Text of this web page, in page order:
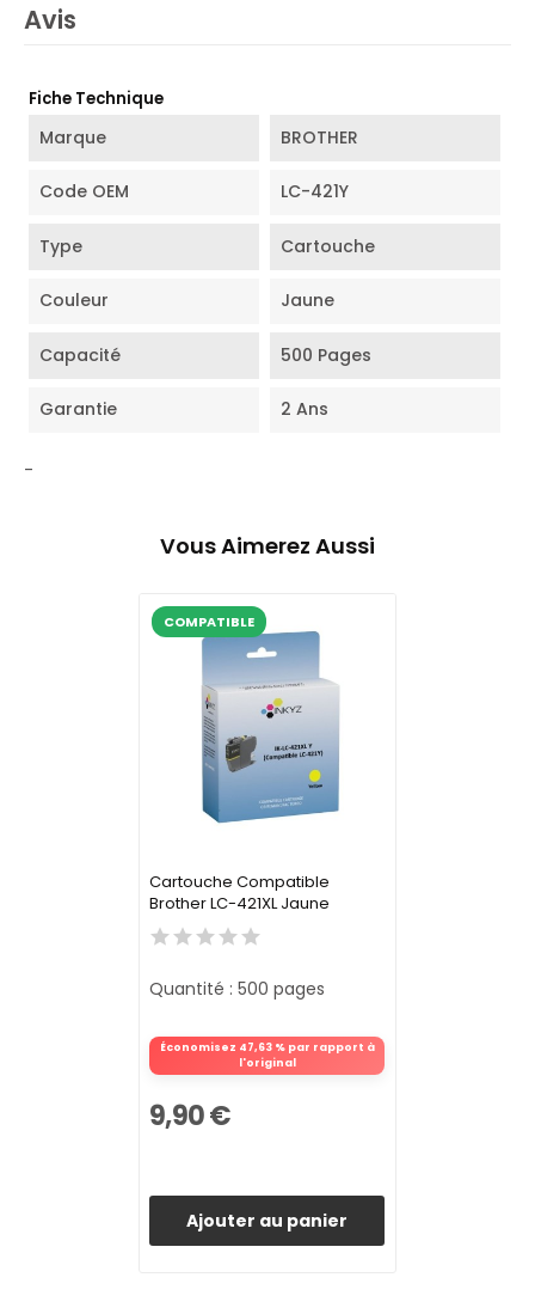
Avis
Fiche Technique
Marque BROTHER
Code OEM LC-421Y
Type Cartouche
Couleur Jaune
Capacité 500 Pages
Garantie 2 Ans
-
Vous Aimerez Aussi
COMPATIBLE
Cartouche Compatible
Brother LC-421XL Jaune
Économisez 47,63 % par rapport à
l'original
Quantité : 500 pages
9,90 €
Ajouter au panier